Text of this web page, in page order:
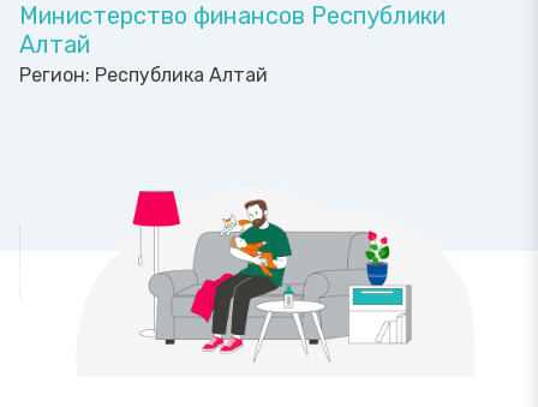
Министерство финансов Республики
Алтай
Регион: Республика Алтай